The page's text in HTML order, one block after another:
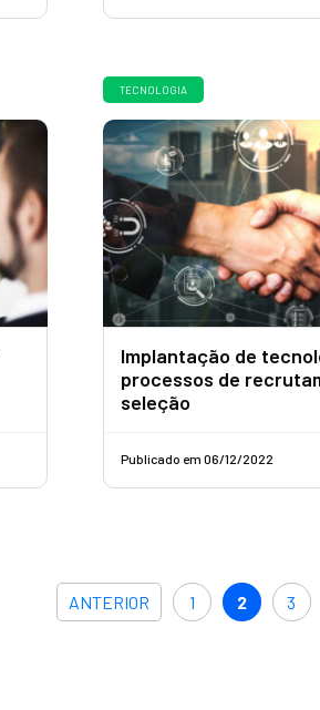
TECNOLOGIA
Implantação de
processos de
seleção
Publicado em 06/12/2022
ANTERIOR 1 2 3